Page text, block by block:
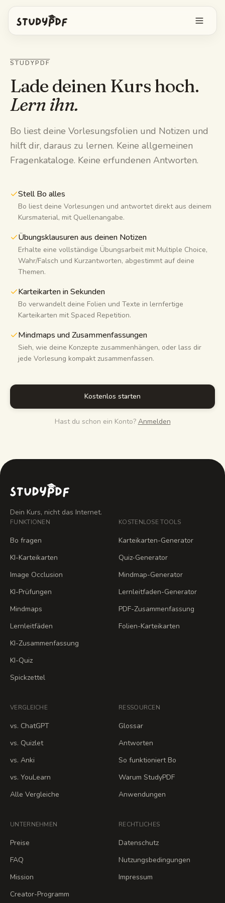
Funktionen
Bo alles fragen
KI-Karteikarten
Mindmaps
Lernleitfäden
KI-Zusammenfassung
KI-Quiz
Spickzettel
Kostenlose Tools
Preise
STUDYPDF
Lade deinen Kurs hoch.
Lern ihn.
Bo liest deine Vorlesungsfolien und Notizen und
hilft dir, daraus zu lernen. Keine allgemeinen
Fragenkataloge. Keine erfundenen Antworten.
Stell Bo alles
Bo liest deine Vorlesungen und antwortet direkt aus deinem
Kursmaterial, mit Quellenangabe.
Übungsklausuren aus deinen Notizen
Erhalte eine vollständige Übungsarbeit mit Multiple Choice,
Wahr/Falsch und Kurzantworten, abgestimmt auf deine
Themen.
Karteikarten in Sekunden
Bo verwandelt deine Folien und Texte in lernfertige
Karteikarten mit Spaced Repetition.
Mindmaps und Zusammenfassungen
Sieh, wie deine Konzepte zusammenhängen, oder lass dir
jede Vorlesung kompakt zusammenfassen.
Kostenlos starten
Hast du schon ein Konto? Anmelden
Dein Kurs, nicht das Internet.
FUNKTIONEN
Bo fragen
KI-Karteikarten
Image Occlusion
KI-Prüfungen
Mindmaps
Lernleitfäden
KI-Zusammenfassung
KI-Quiz
Spickzettel
KOSTENLOSE TOOLS
Karteikarten-Generator
Quiz-Generator
Mindmap-Generator
Lernleitfaden-Generator
PDF-Zusammenfassung
Folien-Karteikarten
VERGLEICHE
vs. ChatGPT
vs. Quizlet
vs. Anki
vs. YouLearn
Alle Vergleiche
RESSOURCEN
Glossar
Antworten
So funktioniert Bo
Warum StudyPDF
Anwendungen
UNTERNEHMEN
Preise
FAQ
Mission
Creator-Programm
RECHTLICHES
Datenschutz
Nutzungsbedingungen
Impressum